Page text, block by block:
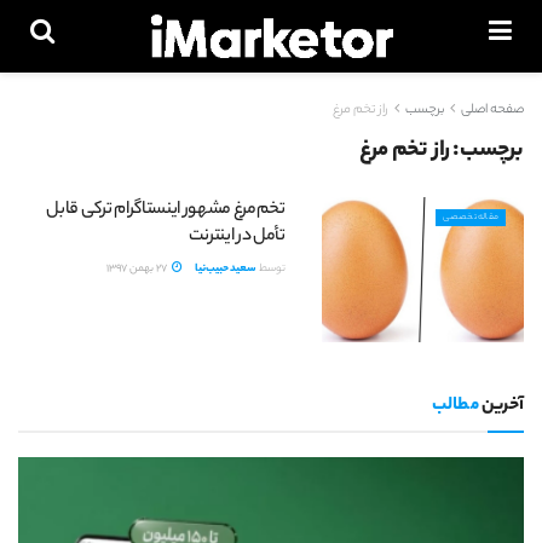
صفحه اصلی برچسب راز تخم مرغ
برچسب:راز تخم مرغ
مقاله تخصصی
تخم‌مرغ مشهور اینستاگرام ترکی قابل
تأمل در اینترنت
توسط سعید حبیب‌نیا 27 بهمن 1397
آخرینمطالب